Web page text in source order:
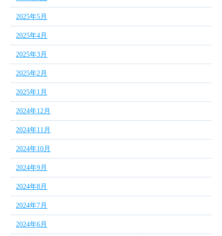
2025年5月
2025年4月
2025年3月
2025年2月
2025年1月
2024年12月
2024年11月
2024年10月
2024年9月
2024年8月
2024年7月
2024年6月